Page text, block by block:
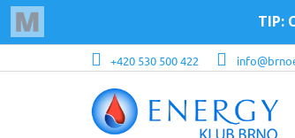
na
+420 530 500 422